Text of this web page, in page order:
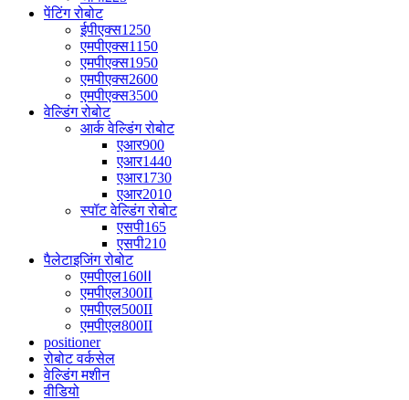
पेंटिंग रोबोट
ईपीएक्स1250
एमपीएक्स1150
एमपीएक्स1950
एमपीएक्स2600
एमपीएक्स3500
वेल्डिंग रोबोट
आर्क वेल्डिंग रोबोट
एआर900
एआर1440
एआर1730
एआर2010
स्पॉट वेल्डिंग रोबोट
एसपी165
एसपी210
पैलेटाइजिंग रोबोट
एमपीएल160Ⅱ
एमपीएल300II
एमपीएल500II
एमपीएल800II
positioner
रोबोट वर्कसेल
वेल्डिंग मशीन
वीडियो